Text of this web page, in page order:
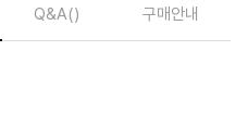
Q&A() 구매안내